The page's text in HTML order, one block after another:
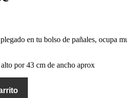
en tu bolso de pañales, ocupa
por 43 cm de ancho aprox